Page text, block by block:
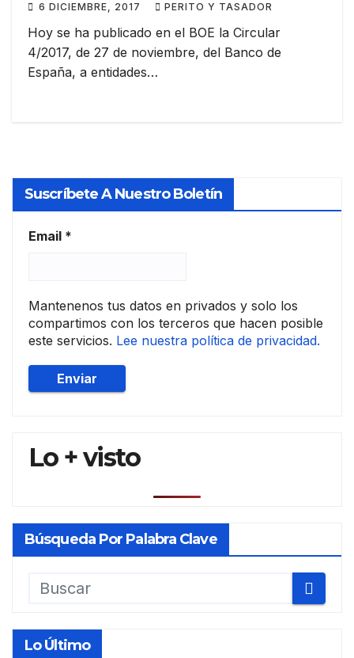
6 DICIEMBRE, 2017 PERITO Y TASADOR
Hoy se ha publicado en el BOE la Circular
4/2017, de 27 de noviembre, del Banco de
España, a entidades…
Suscríbete A Nuestro Boletín
Email *
Mantenenos tus datos en privados y solo los
compartimos con los terceros que hacen posible
este servicios. Lee nuestra política de privacidad.
Lo + visto
Búsqueda Por Palabra Clave
Lo Último